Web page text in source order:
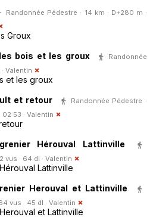
Randonnée Pédestre · 14 km · D+280 m ·
Groux
bois et les groux
Randonnée
Valentin
et les groux
et retour
Randonnée Pédestre ·
02:53 · Valentin
Hérouval Lattinville
vus · 64 dl · Valentin
Lattinville
Herouval et Lattinville
vus · 45 dl · Valentin
et Lattinville